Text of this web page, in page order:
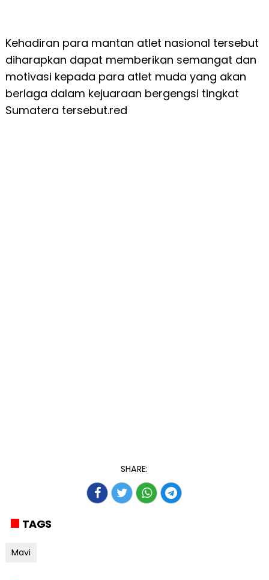
Kehadiran para mantan atlet nasional tersebut
diharapkan dapat memberikan semangat dan
motivasi kepada para atlet muda yang akan
berlaga dalam kejuaraan bergengsi tingkat
Sumatera tersebut.red
SHARE:
TAGS
Mavi